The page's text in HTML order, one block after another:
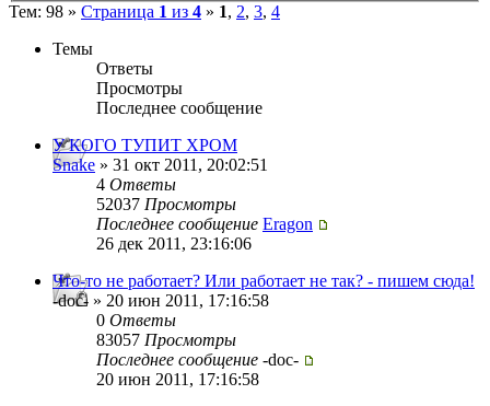
Тем: 98 » Страница 1 из 4 » 1, 2, 3, 4
Темы
Ответы
Просмотры
Последнее сообщение
У КОГО ТУПИТ ХРОМ
Snake » 31 окт 2011, 20:02:51
4 Ответы
52037 Просмотры
Последнее сообщение Eragon
26 дек 2011, 23:16:06
Что-то не работает? Или работает не так? - пишем сюда!
-doc- » 20 июн 2011, 17:16:58
0 Ответы
83057 Просмотры
Последнее сообщение -doc-
20 июн 2011, 17:16:58